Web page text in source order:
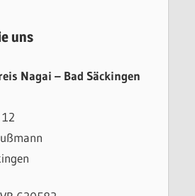
uns
Nagai – Bad Säckingen